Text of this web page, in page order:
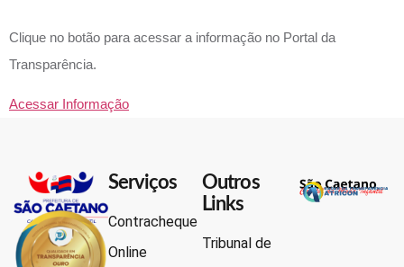
Clique no botão para acessar a informação no Portal da
Transparência.
Acessar Informação
Serviços
Contracheque
Online
Outros
Links
Tribunal de